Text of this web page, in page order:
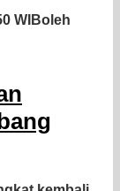
WIBoleh